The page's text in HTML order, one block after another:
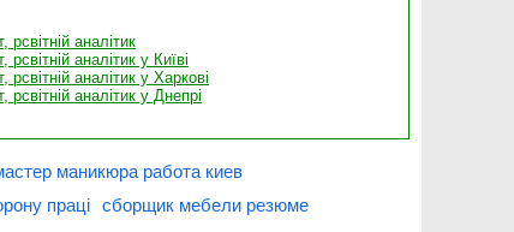
аналітик
аналітик у Київі
аналітик у Харкові
аналітик у Днепрі
маникюра работа киев
праці сборщик мебели резюме